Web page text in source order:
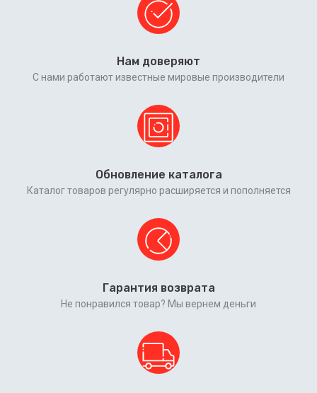
Нам доверяют
С нами работают известные мировые производители
Обновление каталога
Каталог товаров регулярно расширяется и пополняется
Гарантия возврата
Не понравился товар? Мы вернем деньги